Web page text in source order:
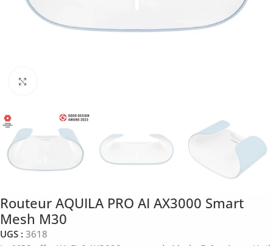
Routeur AQUILA PRO AI AX3000 Smart
Mesh M30
UGS : 3618